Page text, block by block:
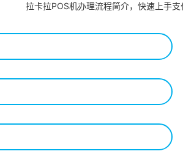
拉卡拉POS机办理流程简介，快速上手支